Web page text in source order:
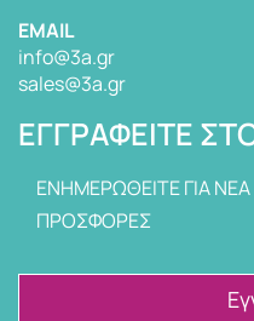
EMAIL
info@3a.gr
sales@3a.gr
ΕΓΓΡΑΦΕΊΤΕ
ΕΝΗΜΕΡΩΘΕΙΤΕ ΓΙΑ ΝΕΑ
ΠΡΟΣΦΟΡΕΣ